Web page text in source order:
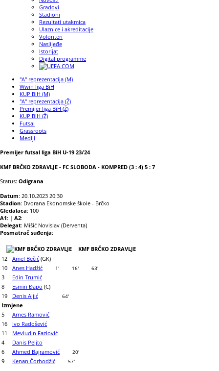
Gradovi
Stadioni
Rezultati utakmica
Ulaznice i akreditacije
Volonteri
Naslijeđe
Istorijat
Digital programme
"A" reprezentacija (M)
Wwin liga BiH
KUP BiH (M)
"A" reprezentacija (Ž)
Premijer liga BiH (Ž)
KUP BiH (Ž)
Futsal
Grassroots
Mediji
Premijer futsal liga BiH U-19 23/24
KMF BRČKO ZDRAVLJE - FC SLOBODA - KOMPRED (3 : 4) 5 : 7
Status: Odigrana
Datum: 20.10.2023 20:30
Stadion: Dvorana Ekonomske škole - Brčko
Gledalaca: 100
A1: | A2:
Delegat: Mišić Novislav (Derventa)
Posmatrač suđenja:
KMF BRČKO ZDRAVLJE
12
Amel Bečić (GK)
10
Anes Hadžić 1' 16' 63'
3
Edin Trumić
8
Esmin Đapo (C)
19
Denis Aljić 64'
Izmjene
5
Arnes Ramović
16
Ivo Radošević
11
Mevludin Fazlović
4
Danis Peljto
6
Ahmed Bajramović 20'
9 Kenan Čorhodžić 57'